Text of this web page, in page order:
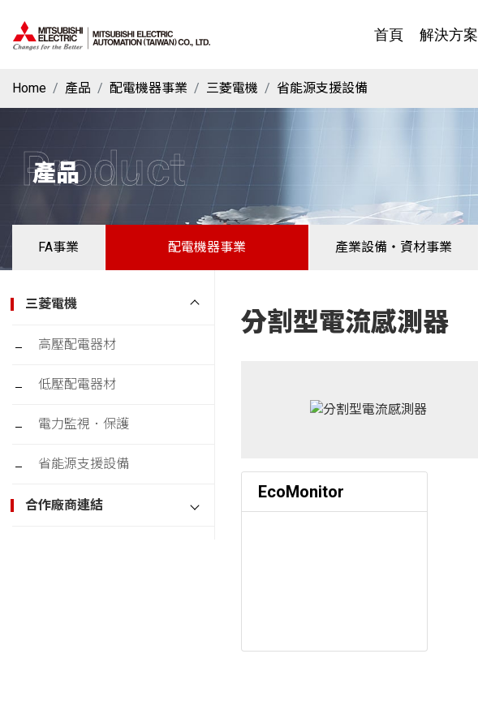
首頁 解決方案
Home 產品 配電機器事業 三菱電機 省能源支援設備
產品
Product
FA事業 配電機器事業 產業設備・資材事業
三菱電機
高壓配電器材
低壓配電器材
電力監視．保護
省能源支援設備
合作廠商連結
分割型電流感測器
EcoMonitor